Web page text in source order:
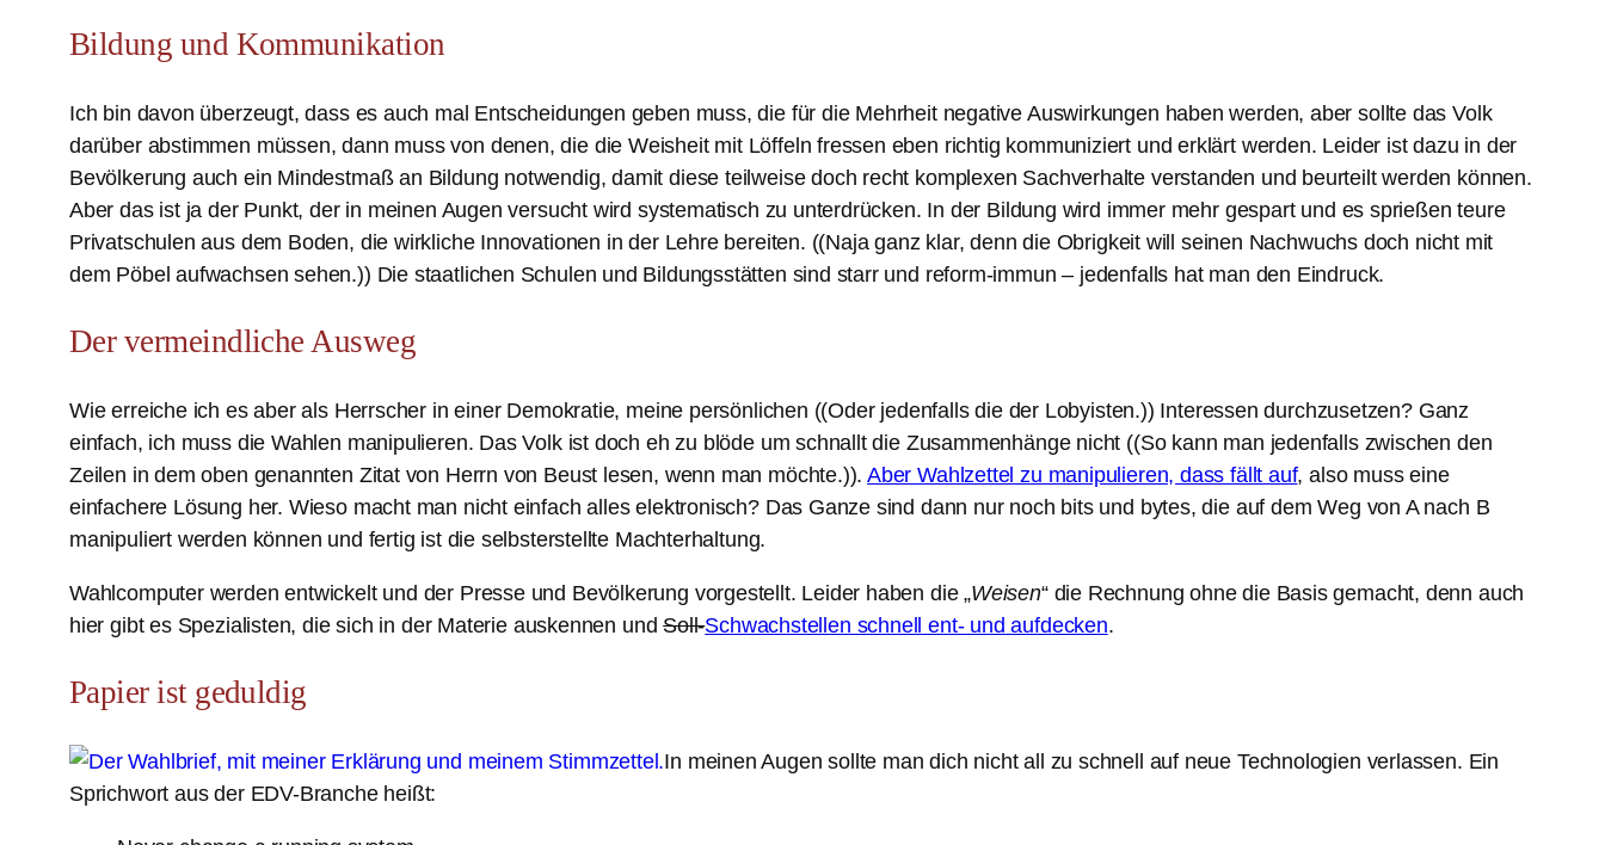
Bildung und Kommunikation
Ich bin davon überzeugt, dass es auch mal Entscheidungen geben muss, die für die Mehrheit negative Auswirkungen haben werden, aber sollte das Volk
darüber abstimmen müssen, dann muss von denen, die die Weisheit mit Löffeln fressen eben richtig kommuniziert und erklärt werden. Leider ist dazu in der
Bevölkerung auch ein Mindestmaß an Bildung notwendig, damit diese teilweise doch recht komplexen Sachverhalte verstanden und beurteilt werden können.
Aber das ist ja der Punkt, der in meinen Augen versucht wird systematisch zu unterdrücken. In der Bildung wird immer mehr gespart und es sprießen teure
Privatschulen aus dem Boden, die wirkliche Innovationen in der Lehre bereiten. ((Naja ganz klar, denn die Obrigkeit will seinen Nachwuchs doch nicht mit
dem Pöbel aufwachsen sehen.)) Die staatlichen Schulen und Bildungsstätten sind starr und reform-immun – jedenfalls hat man den Eindruck.
Der vermeindliche Ausweg
Wie erreiche ich es aber als Herrscher in einer Demokratie, meine persönlichen ((Oder jedenfalls die der Lobyisten.)) Interessen durchzusetzen? Ganz
einfach, ich muss die Wahlen manipulieren. Das Volk ist doch eh zu blöde um schnallt die Zusammenhänge nicht ((So kann man jedenfalls zwischen den
Zeilen in dem oben genannten Zitat von Herrn von Beust lesen, wenn man möchte.)).Aber Wahlzettel zu manipulieren, dass fällt auf, also muss eine
einfachere Lösung her. Wieso macht man nicht einfach alles elektronisch? Das Ganze sind dann nur noch bits und bytes, die auf dem Weg von A nach B
manipuliert werden können und fertig ist die selbsterstellte Machterhaltung.
Wahlcomputer werden entwickelt und der Presse und Bevölkerung vorgestellt. Leider haben die „Weisen“ die Rechnung ohne die Basis gemacht, denn auch
hier gibt es Spezialisten, die sich in der Materie auskennen undSoll-Schwachstellen schnell ent- und aufdecken.
Papier ist geduldig
In meinen Augen sollte man dich nicht all zu schnell auf neue Technologien verlassen. Ein
Sprichwort aus der EDV-Branche heißt: